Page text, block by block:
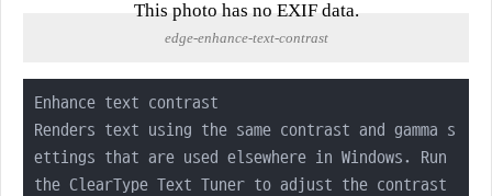
This photo has no EXIF data.
edge-enhance-text-contrast
Enhance text contrast
Renders text using the same contrast and gamma s
ettings that are used elsewhere in Windows. Run
the ClearType Text Tuner to adjust the contrast